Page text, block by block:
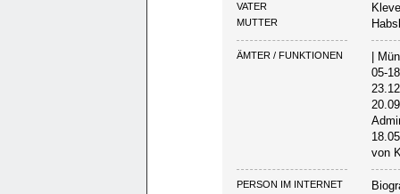
VATER
MUTTER
ÄMTER / FUNKTIONEN
|
05-18
von
PERSON IM INTERNET